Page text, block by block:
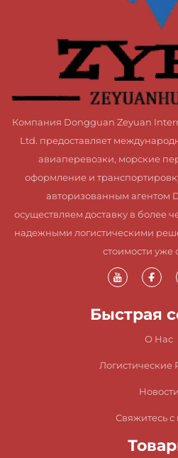
Компания Dongguan Zeyuan
Ltd. предоставляет
авиаперевозки, морские
оформление и
авторизованным агентом
осуществляем доставку в более
надежными логистическими
стоимости уже
Быстрая
О Нас
Логистические
Новости
Свяжитесь с